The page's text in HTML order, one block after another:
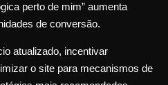
perto de mim” aumenta
de conversão.
atualizado, incentivar
o site para mecanismos de